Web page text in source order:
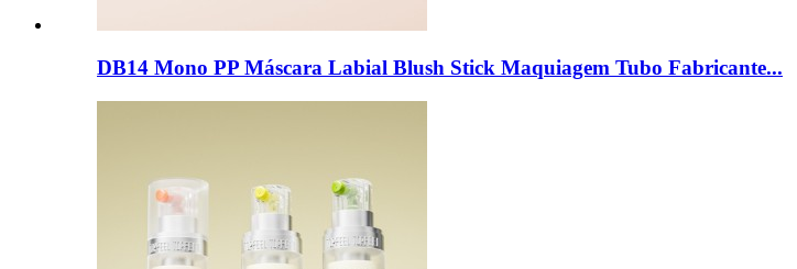
DB14 Mono PP Máscara Labial Blush Stick Maquiagem Tubo Fabricante...